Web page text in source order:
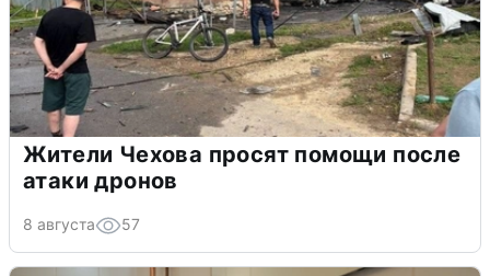
Жители Чехова просят помощи после
атаки дронов
8 августа 57